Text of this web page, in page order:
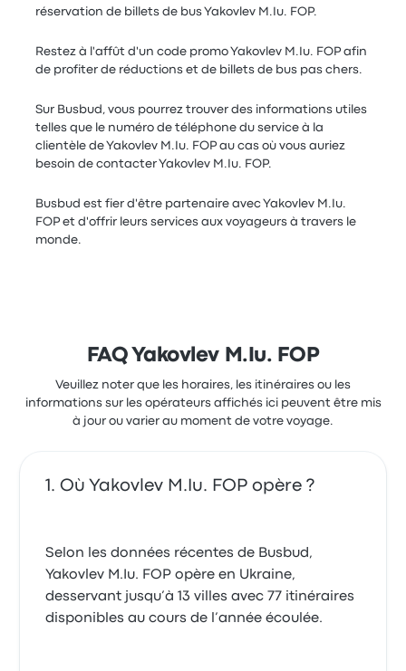
réservation de billets de bus Yakovlev M.Iu. FOP.
Restez à l'affût d'un code promo Yakovlev M.Iu. FOP afin
de profiter de réductions et de billets de bus pas chers.
Sur Busbud, vous pourrez trouver des informations utiles
telles que le numéro de téléphone du service à la
clientèle de Yakovlev M.Iu. FOP au cas où vous auriez
besoin de contacter Yakovlev M.Iu. FOP.
Busbud est fier d'être partenaire avec Yakovlev M.Iu.
FOP et d'offrir leurs services aux voyageurs à travers le
monde.
FAQ Yakovlev M.Iu. FOP
Veuillez noter que les horaires, les itinéraires ou les
informations sur les opérateurs affichés ici peuvent être mis
à jour ou varier au moment de votre voyage.
Où Yakovlev M.Iu. FOP opère ?
Selon les données récentes de Busbud,
Yakovlev M.Iu. FOP opère en Ukraine,
desservant jusqu’à 13 villes avec 77 itinéraires
disponibles au cours de l’année écoulée.